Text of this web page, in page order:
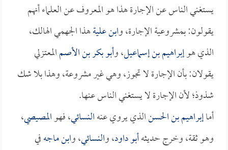
يستغني الناس عن الإجارة هذا هو المعروف عن العلماء أنهم
يقولون: بمشروعية الإجارة، وابن عليةهذا الجهمي الهالك،
الذي هوإبراهيم بن إسماعيل، وأبو بكر بن الأصمالمعتزلي
يقولان: بأن الإجارة لا تجوز، وهي غير مشروعة، وهذا بلا شك
شذوذ؛ لأن الإجارة لا يستغني الناس عنها.
أماإبراهيم بن الحسنالذي يروي عنهالنسائي، فهوالمصيصي،
وهو ثقة، وخرج حديثهأبو داود، والنسائي، وابن ماجهفي